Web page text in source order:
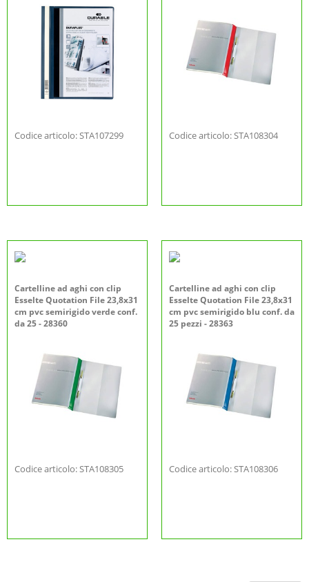
Codice articolo: STA107299 Codice articolo: STA108304
Cartelline ad aghi con clip
Esselte Quotation File 23,8x31
cm pvc semirigido verde conf.
da 25 - 28360
Codice articolo: STA108305
Cartelline ad aghi con clip
Esselte Quotation File 23,8x31
cm pvc semirigido blu conf. da
25 pezzi - 28363
Codice articolo: STA108306